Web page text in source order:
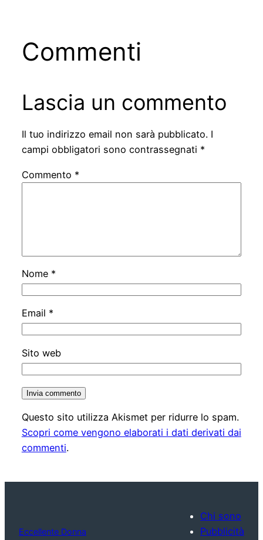
Commenti
Lascia un commento
Il tuo indirizzo email non sarà pubblicato. I
campi obbligatori sono contrassegnati *
Commento *
Nome *
Email *
Sito web
Questo sito utilizza Akismet per ridurre lo spam.
Scopri come vengono elaborati i dati derivati dai
commenti.
Eccellente Donna
Chi sono
Pubblicità